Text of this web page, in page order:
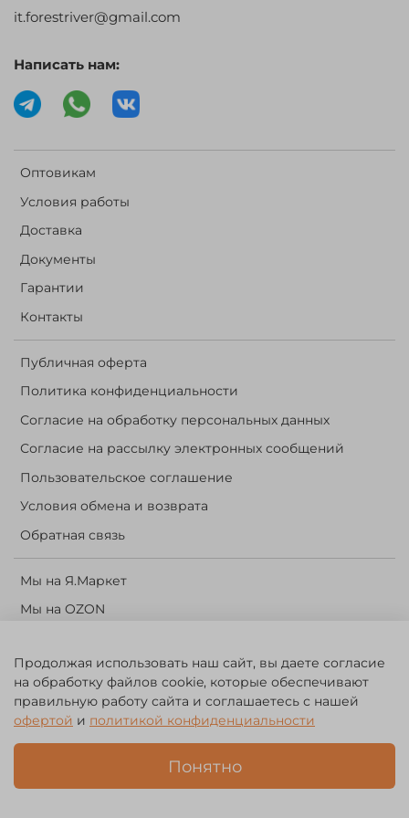
Оптовикам
Условия работы
Доставка
Документы
Гарантии
Контакты
Публичная оферта
Политика конфиденциальности
Согласие на обработку персональных данных
Согласие на рассылку электронных сообщений
Пользовательское соглашение
Условия обмена и возврата
Обратная связь
Мы на Я.Маркет
Мы на OZON
Корзина
it.forestriver@gmail.com
Написать нам:
©️ 2014 - 2024 Forest River. Рыболовный интернет-магазин.
зн. № 756494
БИЗНЕС
Продолжая использовать наш сайт, вы даете согласие
на обработку файлов cookie, которые обеспечивают
правильную работу сайта и соглашаетесь с нашей
офертой и политикой конфиденциальности
Понятно